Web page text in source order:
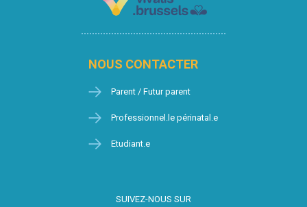
NOUS CONTACTER
Parent / Futur parent
Professionnel.le périnatal.e
Etudiant.e
SUIVEZ-NOUS SUR